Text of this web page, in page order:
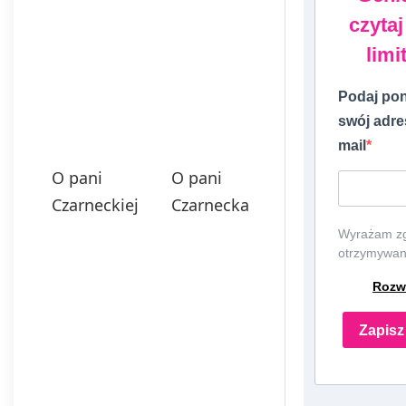
O pani
Czarneckiej
O pani
Czarnecka
Podaj
swój
mail
Wyrażam
ul.
98, 41-250
Czeladź,
REGON: